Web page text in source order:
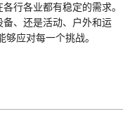
行各业都有稳定的需求。
、还是活动、户外和运
应对每一个挑战。